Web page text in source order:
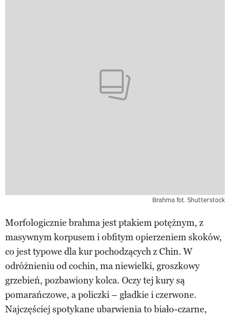
Brahma fot. Shutterstock
Morfologicznie brahma jest ptakiem potężnym, z
masywnym korpusem i obfitym opierzeniem skoków,
co jest typowe dla kur pochodzących z Chin. W
odróżnieniu od cochin, ma niewielki, groszkowy
grzebień, pozbawiony kolca. Oczy tej kury są
pomarańczowe, a policzki – gładkie i czerwone.
Najczęściej spotykane ubarwienia to biało-czarne,